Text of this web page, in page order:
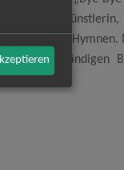
andere
Pop-
mit aufwändigen